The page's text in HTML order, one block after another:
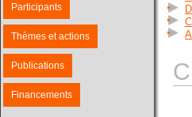
Participants
Thèmes et actions
Publications
Financements